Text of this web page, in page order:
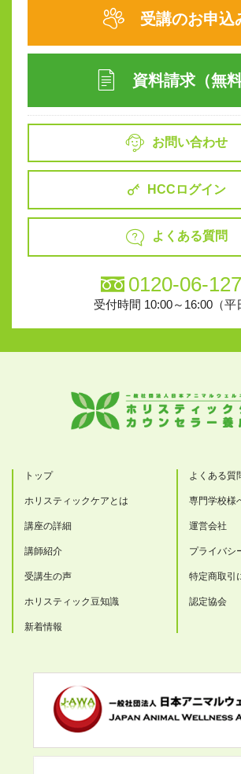
受講のお申込
資料請求（無料
お問い合わせ
HCCログイン
よくある質問
0120-06-
受付時間 10:00～16:00（平
トップ
ホリスティックケアとは
講座の詳細
講師紹介
受講生の声
ホリスティック豆知識
新着情報
よくある質
専門学校様
運営会社
プライバシ
特定商取引
認定協会